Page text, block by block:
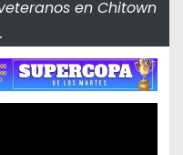
en Chitown